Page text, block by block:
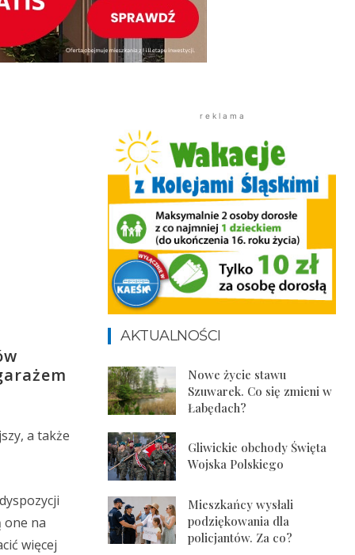
a także
one na
więcej
r e k l a m a
AKTUALNOŚCI
Nowe życie stawu
Szuwarek. Co się zmieni w
Łabędach?
Gliwickie obchody Święta
Wojska Polskiego
Mieszkańcy wysłali
podziękowania dla
policjantów. Za co?